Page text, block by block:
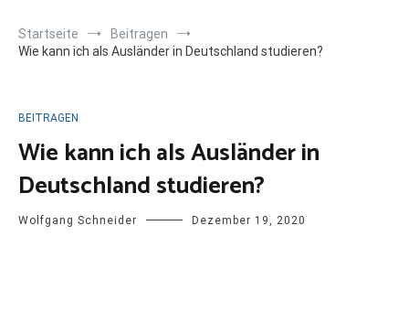
Startseite
Beitragen
Wie kann ich als Ausländer in Deutschland studieren?
BEITRAGEN
Wie kann ich als Ausländer in
Deutschland studieren?
Wolfgang Schneider Dezember 19, 2020